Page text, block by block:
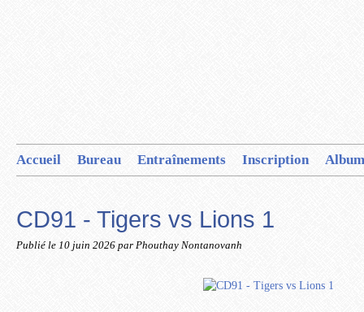
Accueil Bureau Entraînements Inscription
CD91 - Tigers vs Lions 1
Publié le 10 juin 2026 par Phouthay Nontanovanh